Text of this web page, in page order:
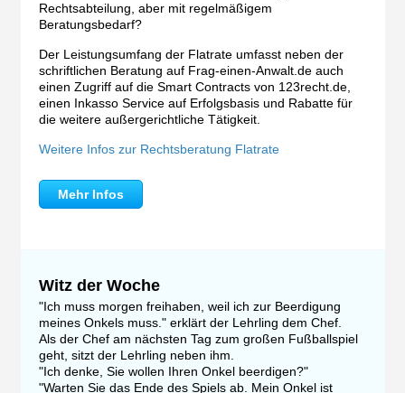
Rechtsabteilung, aber mit regelmäßigem
Beratungsbedarf?
Der Leistungsumfang der Flatrate umfasst neben der
schriftlichen Beratung auf Frag-einen-Anwalt.de auch
einen Zugriff auf die Smart Contracts von 123recht.de,
einen Inkasso Service auf Erfolgsbasis und Rabatte für
die weitere außergerichtliche Tätigkeit.
Weitere Infos zur Rechtsberatung Flatrate
Mehr Infos
Witz der Woche
"Ich muss morgen freihaben, weil ich zur Beerdigung
meines Onkels muss." erklärt der Lehrling dem Chef.
Als der Chef am nächsten Tag zum großen Fußballspiel
geht, sitzt der Lehrling neben ihm.
"Ich denke, Sie wollen Ihren Onkel beerdigen?"
"Warten Sie das Ende des Spiels ab. Mein Onkel ist